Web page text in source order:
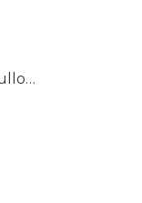
Hårresande: Våmhuskullornas hårsmycken och vandringar